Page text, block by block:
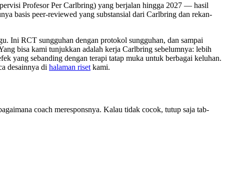
Profesor Per Carlbring) yang berjalan hingga 2027 — hasil
basis peer-reviewed yang substansial dari Carlbring dan rekan-
Ini RCT sungguhan dengan protokol sungguhan, dan sampai
bisa kami tunjukkan adalah kerja Carlbring sebelumnya: lebih
yang sebanding dengan terapi tatap muka untuk berbagai keluhan.
desainnya di halaman riset kami.
coach meresponsnya. Kalau tidak cocok, tutup saja tab-